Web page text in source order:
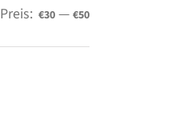
Preis: €30 —€50